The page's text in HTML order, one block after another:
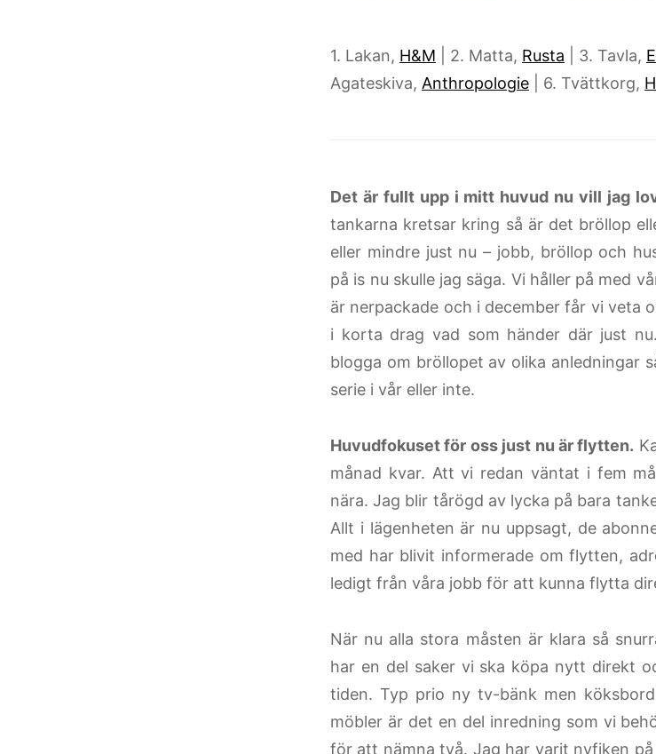
1. Lakan, H&M | 2. Matta, Rusta | 3. Tavla,
Agateskiva, Anthropologie | 6. Tvättkorg,
Det är fullt upp i mitt huvud nu vill jag
tankarna kretsar kring så är det bröllop
eller mindre just nu – jobb, bröllop och
på is nu skulle jag säga. Vi håller på med
är nerpackade och i december får vi veta
i korta drag vad som händer där just
blogga om bröllopet av olika anledningar
serie i vår eller inte.
Huvudfokuset för oss just nu är flytten.
månad kvar. Att vi redan väntat i fem
nära. Jag blir tårögd av lycka på bara
Allt i lägenheten är nu uppsagt, de
med har blivit informerade om flytten,
ledigt från våra jobb för att kunna flytta
När nu alla stora måsten är klara så
har en del saker vi ska köpa nytt direkt
tiden. Typ prio ny tv-bänk men
möbler är det en del inredning som vi
för att nämna två. Jag har varit nyfiken